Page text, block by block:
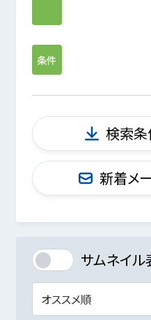
条件
検索条
新着メ
サムネイル